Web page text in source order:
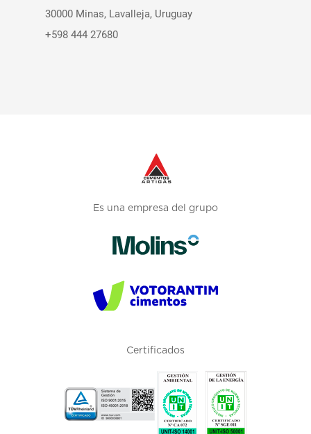
30000 Minas, Lavalleja, Uruguay
+598 444 27680
Es una empresa del grupo
Certificados